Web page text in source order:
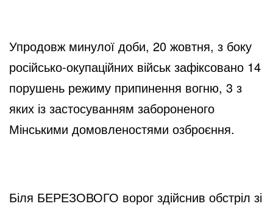
Упродовж минулої доби, 20 жовтня, з боку
російсько-окупаційних військ зафіксовано 14
порушень режиму припинення вогню, 3 з
яких із застосуванням забороненого
Мінськими домовленостями озброєння.
Біля БЕРЕЗОВОГО ворог здійснив обстріл зі